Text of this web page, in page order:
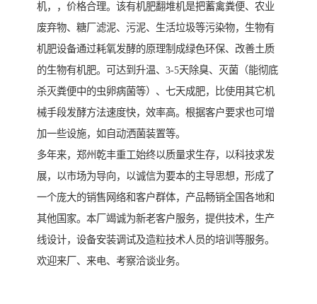
机，，价格合理。该有机肥翻堆机是把蓄禽粪便、农业
废弃物、糖厂滤泥、污泥、生活垃圾等污染物，生物有
机肥设备通过耗氧发酵的原理制成绿色环保、改善土质
的生物有机肥。可达到升温、3-5天除臭、灭菌（能彻底
杀灭粪便中的虫卵病菌等）、七天成肥，比使用其它机
械手段发酵方法速度快，效率高。根据客户要求也可增
加一些设施，如自动洒菌装置等。
多年来，郑州乾丰重工始终以质量求生存，以科技求发
展，以市场为导向，以诚信为要本的主导思想，形成了
一个庞大的销售网络和客户群体，产品畅销全国各地和
其他国家。本厂竭诚为新老客户服务，提供技术，生产
线设计，设备安装调试及造粒技术人员的培训等服务。
欢迎来厂、来电、考察洽谈业务。